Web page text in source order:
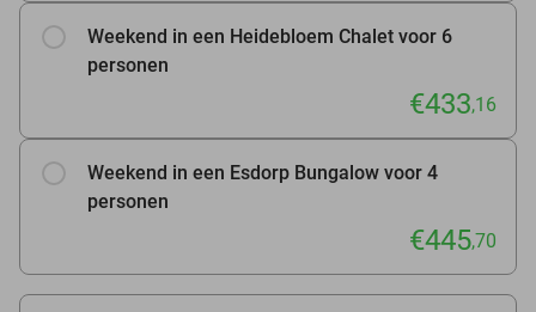
Weekend in een Heidebloem Chalet voor 6
personen
€433,16
Weekend in een Esdorp Bungalow voor 4
personen
€445,70